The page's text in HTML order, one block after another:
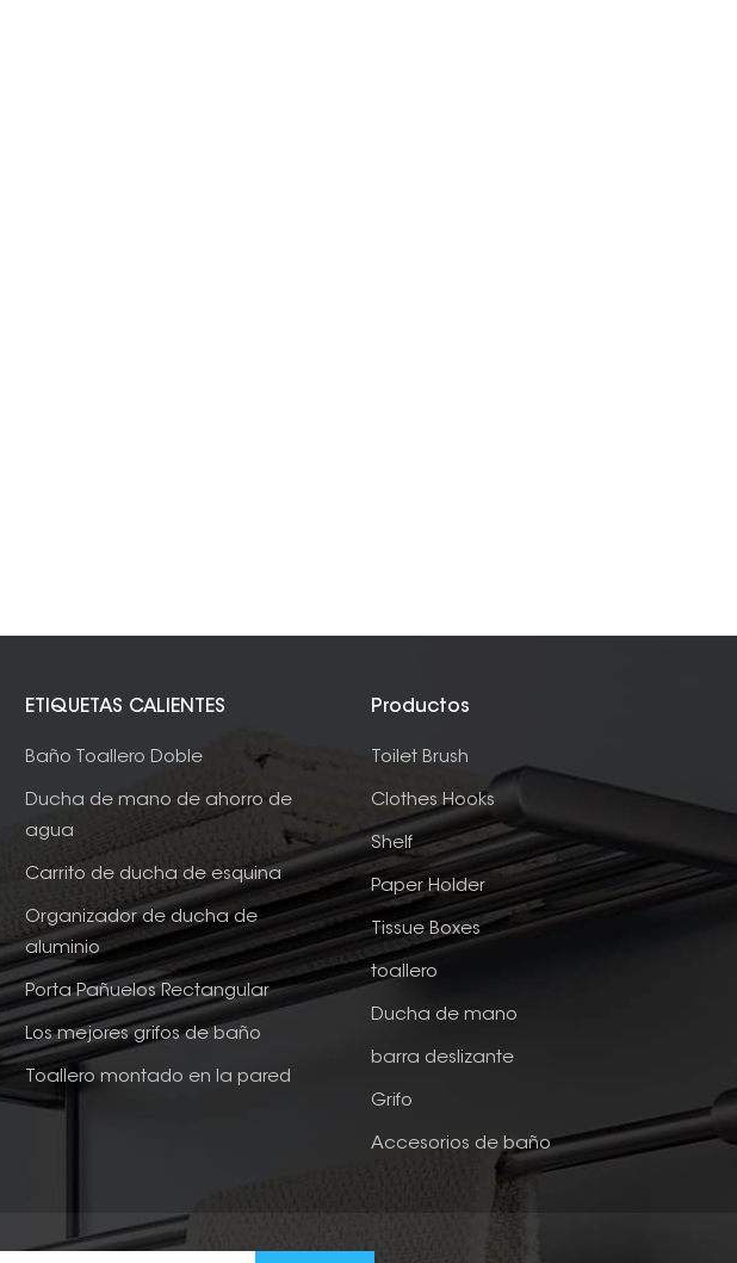
ETIQUETAS CALIENTES
Baño Toallero Doble
Ducha de mano de ahorro de
agua
Carrito de ducha de esquina
Organizador de ducha de
aluminio
Porta Pañuelos Rectangular
Los mejores grifos de baño
Toallero montado en la pared
Productos
Toilet Brush
Clothes Hooks
Shelf
Paper Holder
Tissue Boxes
toallero
Ducha de mano
barra deslizante
Grifo
Accesorios de baño